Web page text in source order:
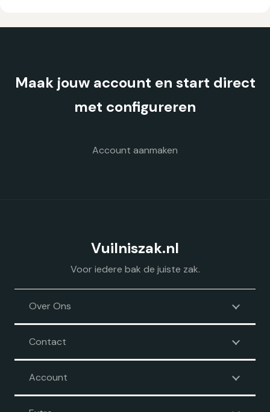
Deze
worden
Maak jouw account en start direct
met configureren
Account aanmaken
Vuilniszak.nl
Voor iedere bak de juiste zak.
Over Ons
Contact
Account